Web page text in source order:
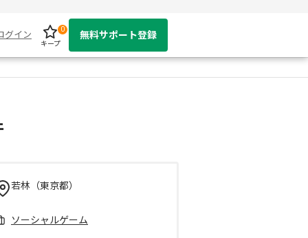
グイン
キープ
0
無料サポート登録
若林（東京都）
ソーシャルゲーム